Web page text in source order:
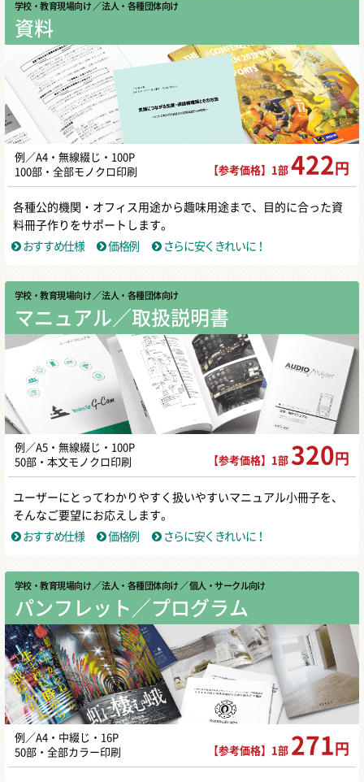
学校・教育現場向け ／ 法人・各種団体向け
資料
例／A4・無線綴じ・100P
100部・全部モノクロ印刷
【参考価格】1部 422 円
各種公的機関・オフィス用途から趣味用途まで、目的に合った資
料冊子作りをサポートします。
おすすめ仕様
価格例 さらに安くきれいに！
学校・教育現場向け ／ 法人・各種団体向け
マニュアル／取扱説明書
例／A5・無線綴じ・100P
50部・本文モノクロ印刷
【参考価格】1部 320 円
ユーザーにとってわかりやすく扱いやすいマニュアル小冊子を、
そんなご要望にお応えします。
おすすめ仕様
価格例 さらに安くきれいに！
学校・教育現場向け ／ 法人・各種団体向け ／ 個人・サークル向け
パンフレット／プログラム
例／A4・中綴じ・16P
50部・全部カラー印刷
【参考価格】1部 271 円